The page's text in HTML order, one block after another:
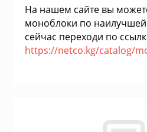
браслеты
и аксессуары
На нашем сайте вы
моноблоки по
сейчас переходи по
https://netco.kg/catalog/